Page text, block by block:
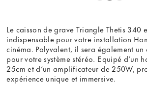
Le caisson de grave Triangle Thetis 340
indispensable pour votre installation
cinéma. Polyvalent, il sera également
pour votre système stéréo. Equipé d’un
25cm et d’un amplificateur de 250W,
expérience unique et immersive.